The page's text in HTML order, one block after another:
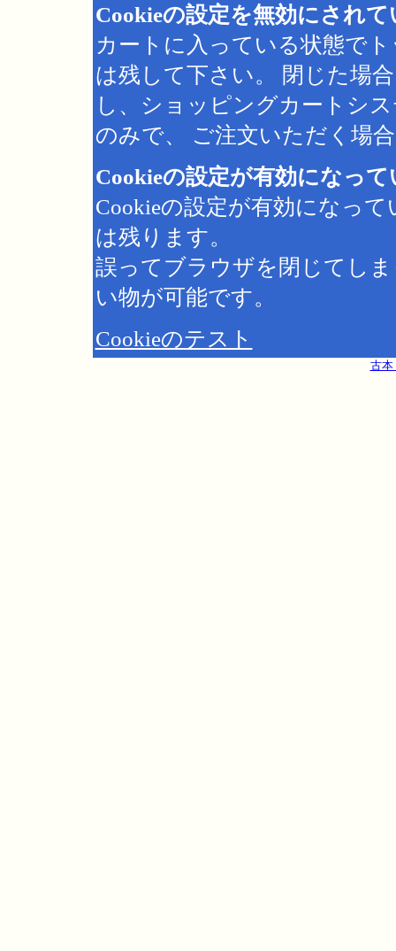
Cookieの設定を無効にされ
カートに入っている状態で
は残して下さい。 閉じた場
し、ショッピングカートシ
のみで、 ご注文いただく場
Cookieの設定が有効になっ
Cookieの設定が有効になっ
は残ります。
誤ってブラウザを閉じてし
い物が可能です。
Cookieのテスト
古本